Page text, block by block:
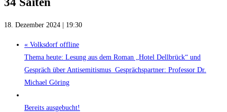
18. Dezember 2024 | 19:30
« Volksdorf offline
Thema heute: Lesung aus dem Roman „Hotel Dellbrück“ und
Gespräch über Antisemitismus Gesprächspartner: Professor Dr.
Michael Göring
Bereits ausgebucht!